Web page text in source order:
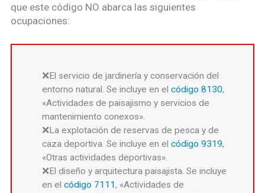
que este código NO abarca las siguientes
ocupaciones:
El servicio de jardinería y conservación del
entorno natural. Se incluye en elcódigo 8130,
«Actividades de paisajismo y servicios de
mantenimiento conexos».
La explotación de reservas de pesca y de
caza deportiva. Se incluye en elcódigo 9319,
«Otras actividades deportivas».
El diseño y arquitectura paisajista. Se incluye
en elcódigo 7111, «Actividades de